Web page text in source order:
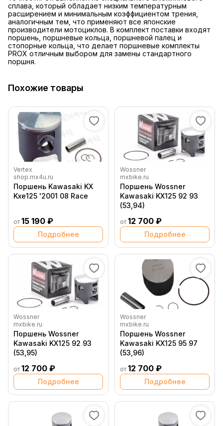
сплава, который обладает низким температурным
расширением и минимальным коэффициентом трения,
аналогичным тем, что применяют все японские
производители мотоциклов. В комплект поставки входят
поршень, поршневые кольца, поршневой палец и
стопорные кольца, что делает поршневые комплекты
PROX отличным выбором для замены стандартного
поршня.
Похожие товары
Vertex
shop.mx4u.ru
Поршень Kawasaki KX
Kxe125 '2001 08 Race
от 15 190 ₽
Подробнее
Wossner
mxbike.ru
Поршень Wossner
Kawasaki KX125 92 93
(53,94)
от 12 700 ₽
Подробнее
Wossner
mxbike.ru
Поршень Wossner
Kawasaki KX125 92 93
(53,95)
от 12 700 ₽
Подробнее
Wossner
mxbike.ru
Поршень Wossner
Kawasaki KX125 95 97
(53,96)
от 12 700 ₽
Подробнее